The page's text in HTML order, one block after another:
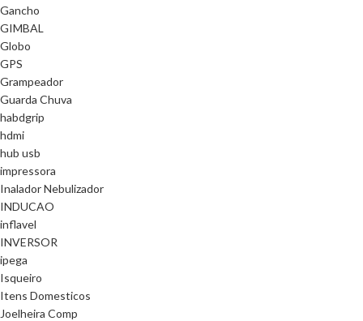
Gancho
GIMBAL
Globo
GPS
Grampeador
Guarda Chuva
habdgrip
hdmi
hub usb
impressora
Inalador Nebulizador
INDUCAO
inflavel
INVERSOR
ipega
Isqueiro
Itens Domesticos
Joelheira Comp